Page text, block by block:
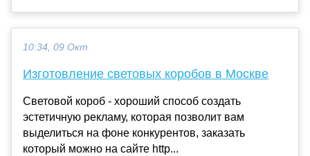
10:34, 09 Окт
Изготовление световых коробов в Москве
Световой короб - хороший способ создать
эстетичную рекламу, которая позволит вам
выделиться на фоне конкурентов, заказать
который можно на сайте http...